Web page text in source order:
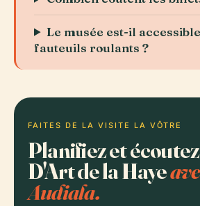
Le musée est-il
fauteuils roulants ?
FAITES DE LA VISITE LA VÔTRE
Planifiez et
D'Art de la Haye
Audiala.